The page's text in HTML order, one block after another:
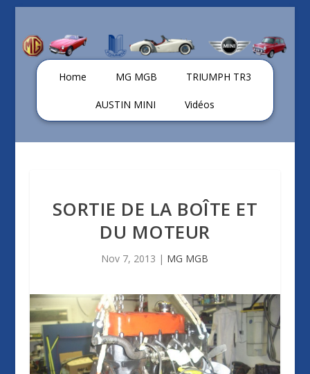
Home MG MGB TRIUMPH TR3
AUSTIN MINI Vidéos
SORTIE DE LA BOÎTE ET
DU MOTEUR
Nov 7, 2013 | MG MGB